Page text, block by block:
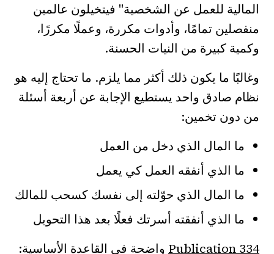
المالية للعمل عن الشخصية" فيتخيلون عالمين
منفصلين تمامًا، وأدوات مكررة، وعملًا مكررًا،
وكمية كبيرة من النيات الحسنة.
وغالبًا ما يكون ذلك أكثر مما يلزم. ما تحتاج إليه هو
نظام صادق واحد يستطيع الإجابة عن أربعة أسئلة
من دون تخمين:
ما المال الذي دخل من العمل
ما الذي أنفقه العمل كي يعمل
ما المال الذي حوّلته إلى نفسك كسحب للمالك
ما الذي أنفقته أسرتك فعلًا بعد هذا التحويل
Publication 334 واضحة في القاعدة الأساسية: